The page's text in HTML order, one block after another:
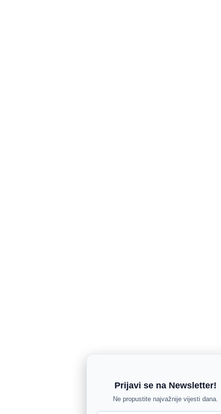
Prijavi se na Newsletter!
Ne propustite najvažnije vijesti dana.